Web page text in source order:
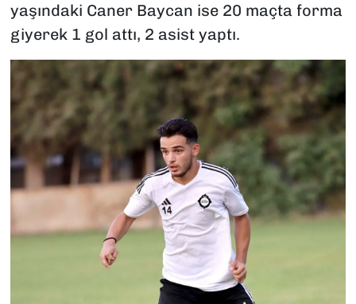
yaşındaki Caner Baycan ise 20 maçta forma
giyerek 1 gol attı, 2 asist yaptı.